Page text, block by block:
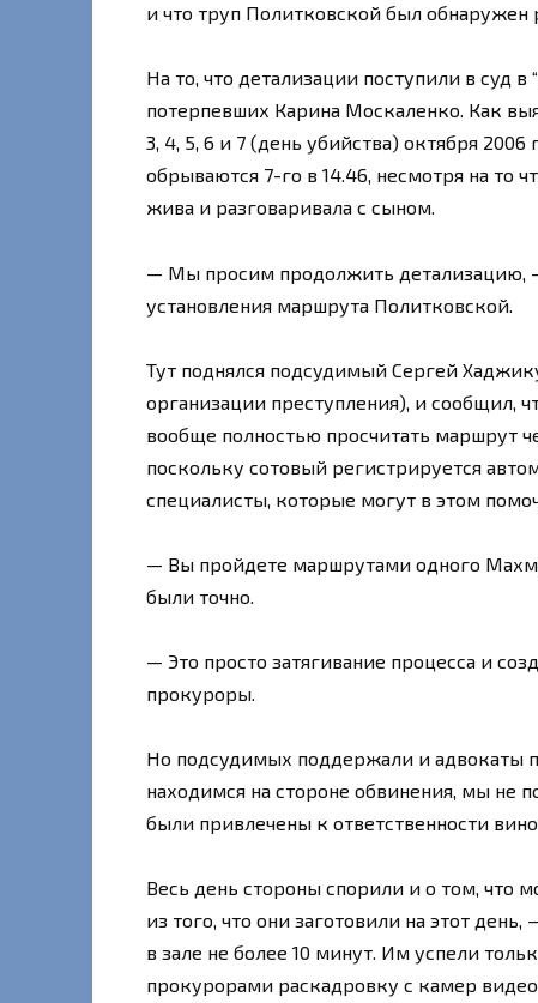
и что труп Политковской был обнаружен
На то, что детализации поступили в суд
потерпевших Карина Москаленко. Как
3, 4, 5, 6 и 7 (день убийства) октября
обрываются 7-го в 14.46, несмотря на то
жива и разговаривала с сыном.
— Мы просим продолжить детализацию,
установления маршрута Политковской.
Тут поднялся подсудимый Сергей
организации преступления), и сообщил,
вообще полностью просчитать маршрут
поскольку сотовый регистрируется
специалисты, которые могут в этом
— Вы пройдете маршрутами одного
были точно.
— Это просто затягивание процесса и
прокуроры.
Но подсудимых поддержали и адвокаты
находимся на стороне обвинения, мы не
были привлечены к ответственности
Весь день стороны спорили и о том, что
из того, что они заготовили на этот
в зале не более 10 минут. Им успели
прокурорами раскадровку с камер